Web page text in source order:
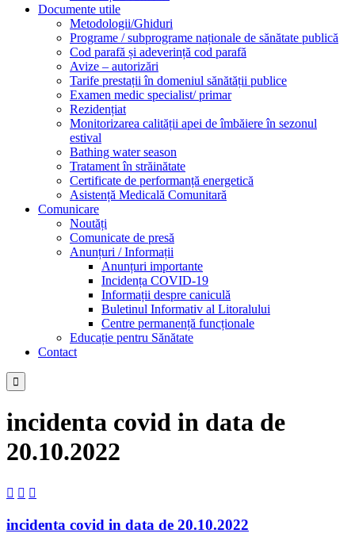
Documente utile
Metodologii/Ghiduri
Programe / subprograme naționale de sănătate publică
Cod parafă și adeverință cod parafă
Avize – autorizări
Tarife prestații în domeniul sănătății publice
Examen medic specialist/ primar
Rezidențiat
Monitorizarea calității apei de îmbăiere în sezonul
estival
Bathing water season
Tratament în străinătate
Certificate de performanță energetică
Asistență Medicală Comunitară
Comunicare
Noutăți
Comunicate de presă
Anunțuri / Informații
Anunțuri importante
Incidența COVID-19
Informații despre caniculă
Buletinul Informativ al Litoralului
Centre permanență funcționale
Educație pentru Sănătate
Contact

incidenta covid in data de
20.10.2022
  
incidenta covid in data de 20.10.2022